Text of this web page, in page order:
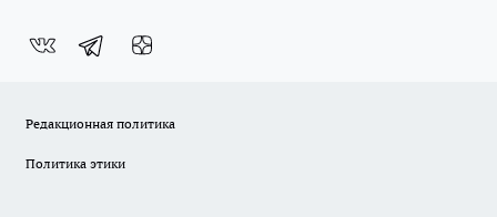
Редакционная политика
Политика этики